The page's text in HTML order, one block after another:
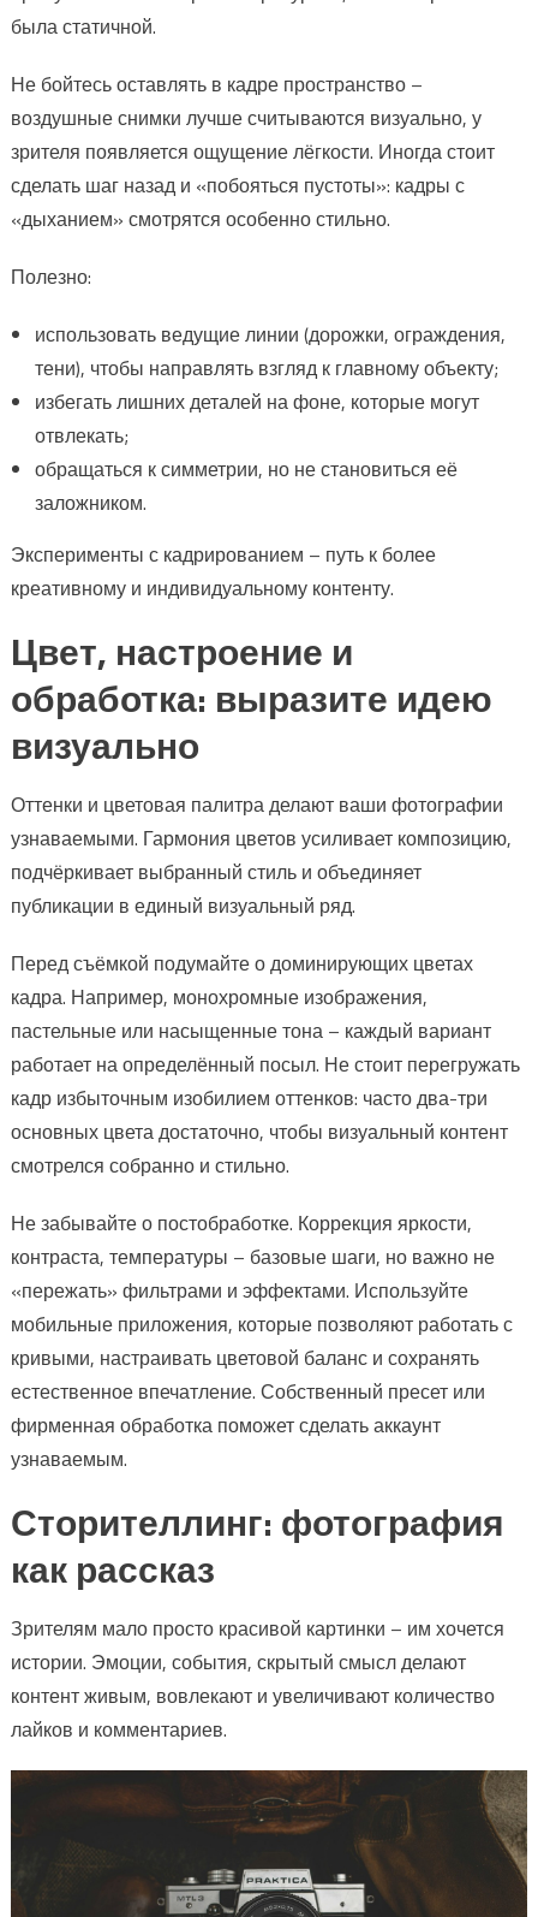
была статичной.
Не бойтесь оставлять в кадре пространство –
воздушные снимки лучше считываются визуально, у
зрителя появляется ощущение лёгкости. Иногда стоит
сделать шаг назад и «побояться пустоты»: кадры с
«дыханием» смотрятся особенно стильно.
Полезно:
использовать ведущие линии (дорожки, ограждения,
тени), чтобы направлять взгляд к главному объекту;
избегать лишних деталей на фоне, которые могут
отвлекать;
обращаться к симметрии, но не становиться её
заложником.
Эксперименты с кадрированием – путь к более
креативному и индивидуальному контенту.
Цвет, настроение и
обработка: выразите идею
визуально
Оттенки и цветовая палитра делают ваши фотографии
узнаваемыми. Гармония цветов усиливает композицию,
подчёркивает выбранный стиль и объединяет
публикации в единый визуальный ряд.
Перед съёмкой подумайте о доминирующих цветах
кадра. Например, монохромные изображения,
пастельные или насыщенные тона – каждый вариант
работает на определённый посыл. Не стоит перегружать
кадр избыточным изобилием оттенков: часто два-три
основных цвета достаточно, чтобы визуальный контент
смотрелся собранно и стильно.
Не забывайте о постобработке. Коррекция яркости,
контраста, температуры – базовые шаги, но важно не
«пережать» фильтрами и эффектами. Используйте
мобильные приложения, которые позволяют работать с
кривыми, настраивать цветовой баланс и сохранять
естественное впечатление. Собственный пресет или
фирменная обработка поможет сделать аккаунт
узнаваемым.
Сторителлинг: фотография
как рассказ
Зрителям мало просто красивой картинки – им хочется
истории. Эмоции, события, скрытый смысл делают
контент живым, вовлекают и увеличивают количество
лайков и комментариев.